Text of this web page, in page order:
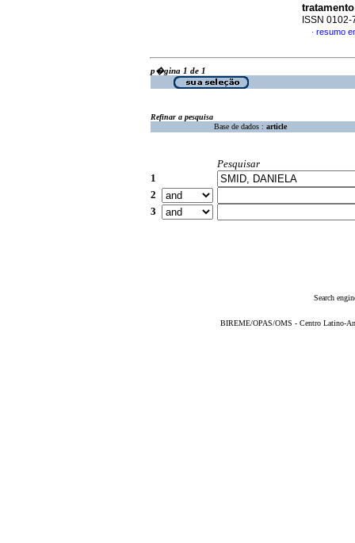
ISSN 0102-
· resumo
p�gina 1 de 1
Refinar a pesquisa
Base de dados : article
Pesquisar
1
2
3
Search
BIREME/OPAS/OMS - Centro Latino-